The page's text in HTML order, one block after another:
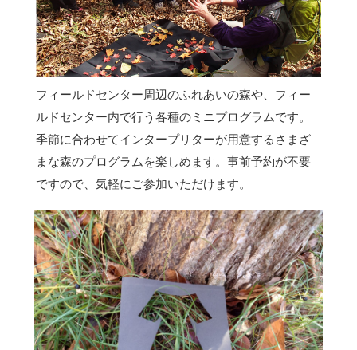
フィールドセンター周辺のふれあいの森や、フィー
ルドセンター内で行う各種のミニプログラムです。
季節に合わせてインタープリターが用意するさまざ
まな森のプログラムを楽しめます。事前予約が不要
ですので、気軽にご参加いただけます。